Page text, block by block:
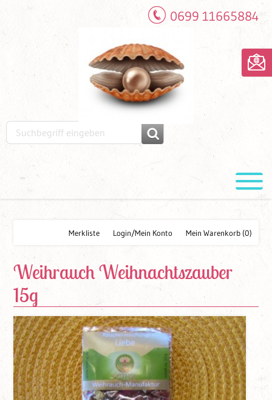
0699 11665884
Mein Warenkorb (0)
Login/Mein Konto
Merkliste
Weihrauch Weihnachtszauber
15g